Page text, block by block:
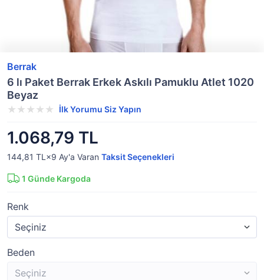
Berrak
6 lı Paket Berrak Erkek Askılı Pamuklu Atlet 1020
Beyaz
İlk Yorumu Siz Yapın
1.068,79 TL
144,81 TL×9 Ay'a Varan Taksit Seçenekleri
1 Günde Kargoda
Renk
Beden